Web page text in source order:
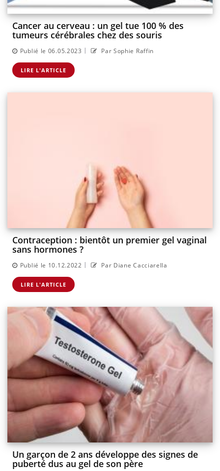
Cancer au cerveau : un gel tue 100 % des
tumeurs cérébrales chez des souris
Publié le 06.05.2023 | Par Sophie Raffin
LIRE L'ARTICLE
Contraception : bientôt un premier gel vaginal
sans hormones ?
Publié le 10.12.2022 | Par Diane Cacciarella
LIRE L'ARTICLE
Un garçon de 2 ans développe des signes de
puberté dus au gel de son père